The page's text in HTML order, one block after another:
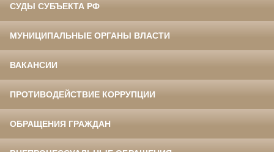
СУДЫ СУБЪЕКТА РФ
МУНИЦИПАЛЬНЫЕ ОРГАНЫ ВЛАСТИ
ВАКАНСИИ
ПРОТИВОДЕЙСТВИЕ КОРРУПЦИИ
ОБРАЩЕНИЯ ГРАЖДАН